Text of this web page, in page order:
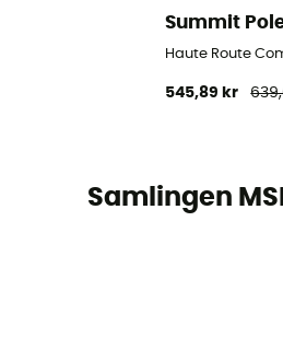
Summit
Haute Route
545,89 kr
Samlingen